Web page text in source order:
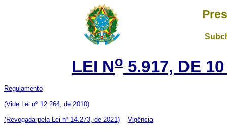
LEI No 5.917, DE
Regulamento
(Vide Lei nº 12.264, de 2010)
(Revogada pela Lei nº 14.273, de 2021) Vigência